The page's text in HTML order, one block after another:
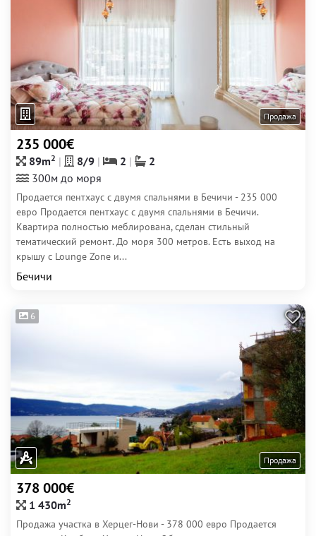
Продажа
235 000€
89m2 8/9 2
2
300м до моря
Продается пентхаус с двумя спальнями в Бечичи - 235 000
евро Продается пентхаус с двумя спальнями в Бечичи.
Квартира полностью меблирована, сделан стильный
тематический ремонт. До моря 300 метров. Есть выход на
крышу с Lounge Zone и...
Бечичи
6
Продажа
378 000€
1 430m2
Продажа участка в Херцег-Нови - 378 000 евро Продается